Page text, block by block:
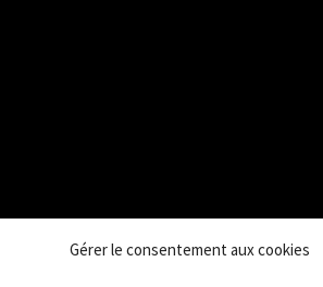
Gérer le consentement aux cookies